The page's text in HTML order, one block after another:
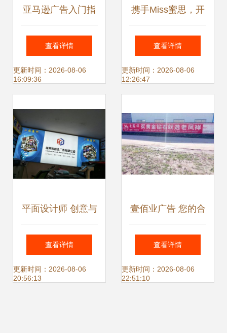
亚马逊广告入门指
南 解析排名机制与
高效投放策略
查看详情
更新时间：2026-08-06
16:09:36
携手Miss蜜思，开
启女性健康事业的
共赢之旅——代理
查看详情
更新时间：2026-08-06
12:26:47
平面设计师 创意与
价值的传递者
查看详情
更新时间：2026-08-06
20:56:13
壹佰业广告 您的合
肥广告设计、制作
与发布一体化解决
查看详情
更新时间：2026-08-06
22:51:10